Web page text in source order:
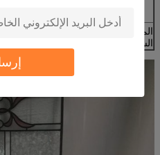
إمالة وتحويل
المعالجة
السطحية:
طلاء الطاقة، أنودة،